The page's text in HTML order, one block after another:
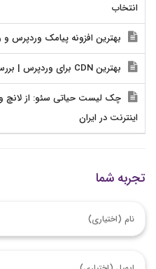
انتخاب
بهترین افزونه پیامک وردپرس و
بهترین CDN برای وردپرس | بررسی سرویس‌ها و راهنمای تنظیمات
چک لیست حیاتی سئو: از لانچ
اینترنت در ایران
تجربه شما